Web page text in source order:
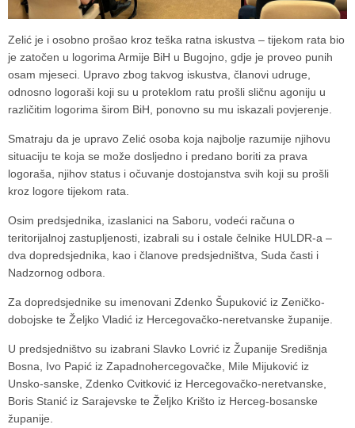
Zelić je i osobno prošao kroz teška ratna iskustva – tijekom rata bio
je zatočen u logorima Armije BiH u Bugojno , gdje je proveo punih
osam mjeseci. Upravo zbog takvog iskustva, članovi udruge,
odnosno logoraši koji su u proteklom ratu prošli sličnu agoniju u
različitim logorima širom BiH, ponovno su mu iskazali povjerenje.
Smatraju da je upravo Zelić osoba koja najbolje razumije njihovu
situaciju te koja se može dosljedno i predano boriti za prava
logoraša, njihov status i očuvanje dostojanstva svih koji su prošli
kroz logore tijekom rata.
Osim predsjednika, izaslanici na Saboru, vodeći računa o
teritorijalnoj zastupljenosti, izabrali su i ostale čelnike HULDR-a –
dva dopredsjednika, kao i članove predsjedništva, Suda časti i
Nadzornog odbora.
Za dopredsjednike su imenovani Zdenko Šupuković iz Zeničko-
dobojske te Željko Vladić iz Hercegovačko-neretvanske županije.
U predsjedništvo su izabrani Slavko Lovrić iz Županije Središnja
Bosna, Ivo Papić iz Zapadnohercegovačke, Mile Mijuković iz
Unsko-sanske, Zdenko Cvitković iz Hercegovačko-neretvanske,
Boris Stanić iz Sarajevske te Željko Krišto iz Herceg-bosanske
županije.